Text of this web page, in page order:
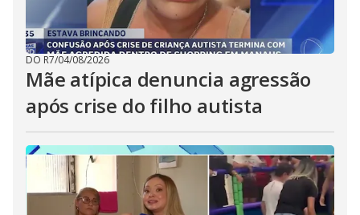
DO R7/04/08/2026
Mãe atípica denuncia agressão
após crise do filho autista